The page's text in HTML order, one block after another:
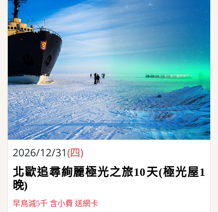
2026/12/31(四)
北歐追尋絢麗極光之旅10天(極光屋1
晚)
早鳥減5千 含小費 送網卡